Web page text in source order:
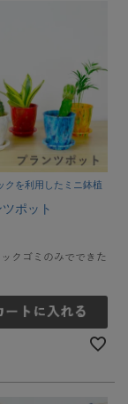
クを利用したミニ鉢植
ポット
クゴミのみでできた